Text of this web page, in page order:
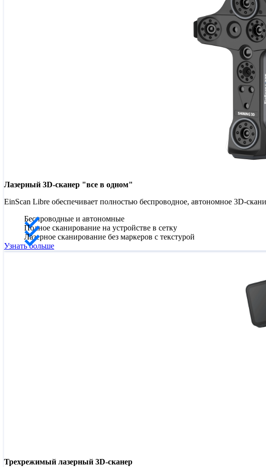
Лазерный 3D-сканер "все в одном"
EinScan Libre обеспечивает полностью беспроводное, автономное 3D-
Беспроводные и автономные
Полное сканирование на устройстве в сетку
Лазерное сканирование без маркеров с текстурой
Узнать больше
Трехрежимый лазерный 3D-сканер